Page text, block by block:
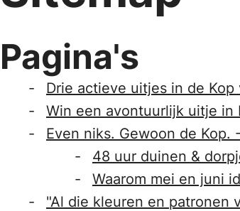
Pagina's
Drie actieve uitjes in de
Win een avontuurlijk uitje in
Even niks. Gewoon de Kop.
48 uur duinen &
Waarom mei en juni
"Al die kleuren en patronen